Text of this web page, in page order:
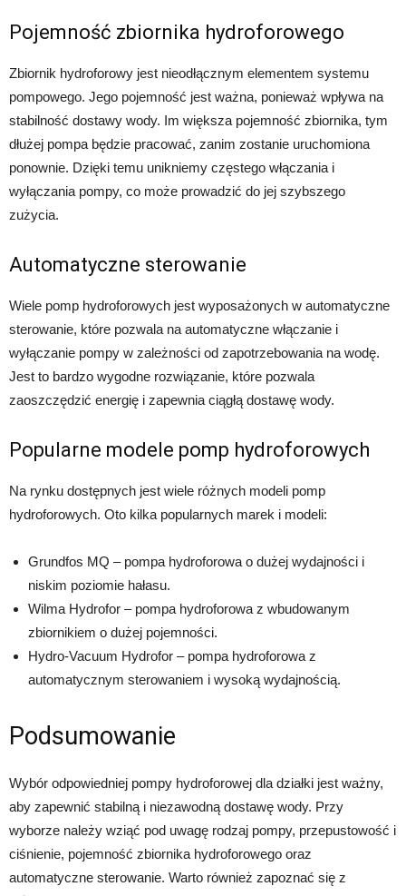
Pojemność zbiornika hydroforowego
Zbiornik hydroforowy jest nieodłącznym elementem systemu
pompowego. Jego pojemność jest ważna, ponieważ wpływa na
stabilność dostawy wody. Im większa pojemność zbiornika, tym
dłużej pompa będzie pracować, zanim zostanie uruchomiona
ponownie. Dzięki temu unikniemy częstego włączania i
wyłączania pompy, co może prowadzić do jej szybszego
zużycia.
Automatyczne sterowanie
Wiele pomp hydroforowych jest wyposażonych w automatyczne
sterowanie, które pozwala na automatyczne włączanie i
wyłączanie pompy w zależności od zapotrzebowania na wodę.
Jest to bardzo wygodne rozwiązanie, które pozwala
zaoszczędzić energię i zapewnia ciągłą dostawę wody.
Popularne modele pomp hydroforowych
Na rynku dostępnych jest wiele różnych modeli pomp
hydroforowych. Oto kilka popularnych marek i modeli:
Grundfos MQ – pompa hydroforowa o dużej wydajności i
niskim poziomie hałasu.
Wilma Hydrofor – pompa hydroforowa z wbudowanym
zbiornikiem o dużej pojemności.
Hydro-Vacuum Hydrofor – pompa hydroforowa z
automatycznym sterowaniem i wysoką wydajnością.
Podsumowanie
Wybór odpowiedniej pompy hydroforowej dla działki jest ważny,
aby zapewnić stabilną i niezawodną dostawę wody. Przy
wyborze należy wziąć pod uwagę rodzaj pompy, przepustowość i
ciśnienie, pojemność zbiornika hydroforowego oraz
automatyczne sterowanie. Warto również zapoznać się z